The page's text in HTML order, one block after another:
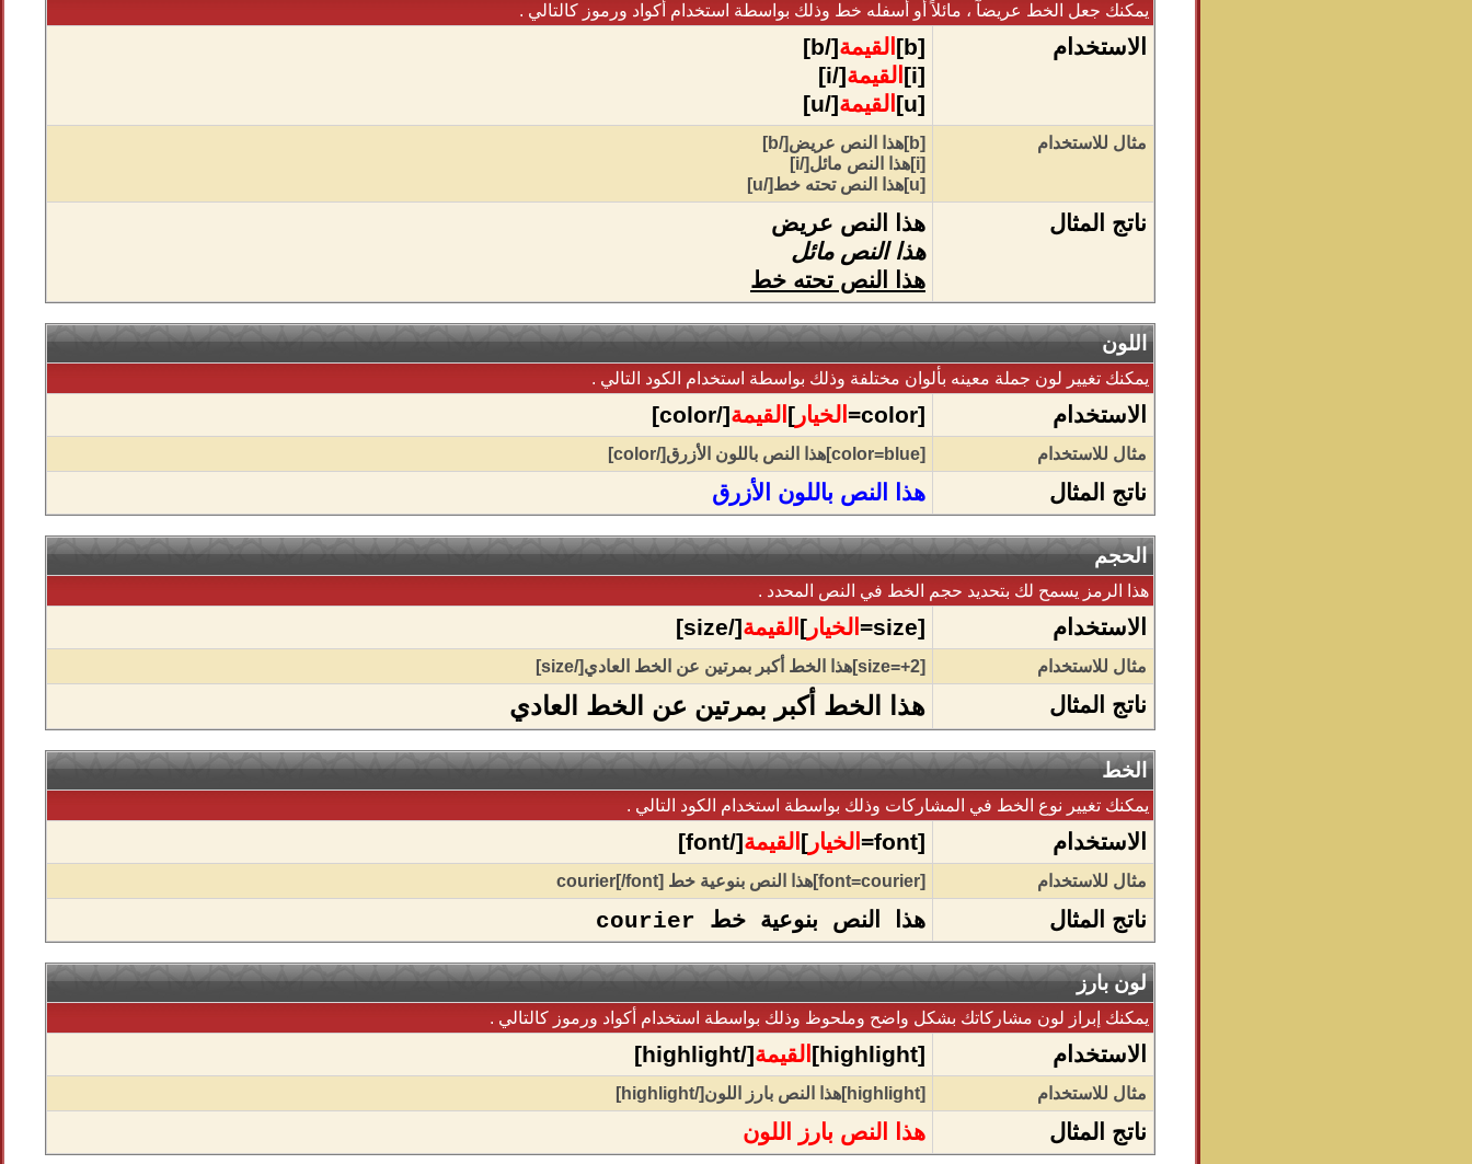
يمكنك جعل الخط عريضآ ، مائلاً أو أسفله خط وذلك بواسطة استخدام أكواد ورموز كالتالي .
الاستخدام [b] القيمة[/b]
[i]
القيمة[/i]
[u]
القيمة[/u]
مثال للاستخدام
[b]هذا النص عريض[/b]
[i]هذا النص مائل[/i]
[u]هذا النص تحته خط[/u]
ناتج المثال
هذا النص عريض
هذا النص مائل
هذا النص تحته خط
اللون
يمكنك تغيير لون جملة معينه بألوان مختلفة وذلك بواسطة استخدام الكود التالي .
الاستخدام [color= الخيار ] القيمة[/color]
مثال للاستخدام [color=blue]هذا النص باللون الأزرق[/color]
ناتج المثال هذا النص باللون الأزرق
الحجم
هذا الرمز يسمح لك بتحديد حجم الخط في النص المحدد .
الاستخدام [size= الخيار ] القيمة[/size]
مثال للاستخدام [size=+2]هذا الخط أكبر بمرتين عن الخط العادي[/size]
ناتج المثال هذا الخط أكبر بمرتين عن الخط العادي
الخط
يمكنك تغيير نوع الخط في المشاركات وذلك بواسطة استخدام الكود التالي .
الاستخدام [font= الخيار ] القيمة[/font]
مثال للاستخدام [font=courier]هذا النص بنوعية خط courier[/font]
ناتج المثال هذا النص بنوعية خط courier
لون بارز
يمكنك إبراز لون مشاركاتك بشكل واضح وملحوظ وذلك بواسطة استخدام أكواد ورموز كالتالي .
الاستخدام [highlight] القيمة[/highlight]
مثال للاستخدام [highlight]هذا النص بارز اللون[/highlight]
ناتج المثال هذا النص بارز اللون